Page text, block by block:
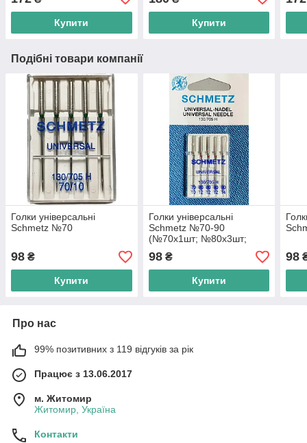
Купити Купити
Подібні товари компанії
Голки універсальні
Schmetz №70
98 ₴
Купити
Голки універсальні
Schmetz №70-90
(№70х1шт; №80х3шт;
№90х1шт)
98₴
Купити
98
Про нас
99% позитивних з 119 відгуків за рік
Працює з 13.06.2017
м. Житомир
Житомир, Україна
Контакти